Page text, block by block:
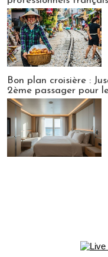
Bon plan croisière :
2ème passager pour